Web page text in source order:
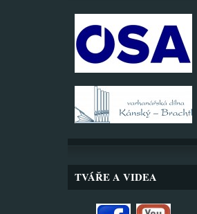
TVÁŘE A VIDEA